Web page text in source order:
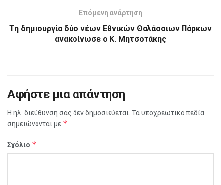
Επόμενη ανάρτηση
Τη δημιουργία δύο νέων Εθνικών Θαλάσσιων Πάρκων
ανακοίνωσε ο Κ. Μητσοτάκης
Αφήστε μια απάντηση
Η ηλ. διεύθυνση σας δεν δημοσιεύεται. Τα υποχρεωτικά πεδία
σημειώνονται με *
Σχόλιο *